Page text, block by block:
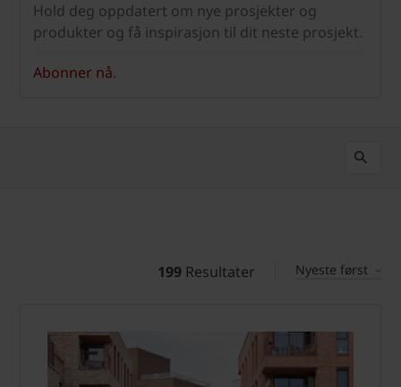
Hold deg oppdatert om nye prosjekter og
produkter og få inspirasjon til dit neste prosjekt.
Abonner nå.
199 Resultater Nyeste først